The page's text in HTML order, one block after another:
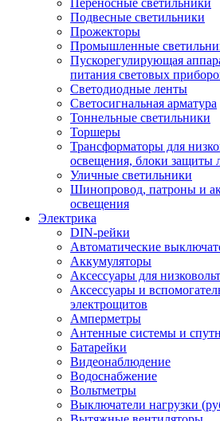
Подвесные светильники
Прожекторы
Промышленные
Пускорегулирующая
питания световых
Светодиодные ленты
Светосигнальная арматура
Тоннельные светильники
Торшеры
Трансформаторы для
освещения, блоки защиты
Уличные светильники
Шинопровод, патроны и
освещения
Электрика
DIN-рейки
Автоматические
Аккумуляторы
Аксессуары для
Аксессуары и
электрощитов
Амперметры
Антенные системы и
Батарейки
Видеонаблюдение
Водоснабжение
Вольтметры
Выключатели нагрузки